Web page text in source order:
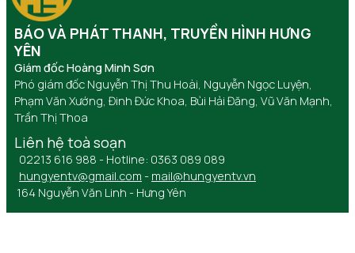
BÁO VÀ PHÁT THANH, TRUYỀN HÌNH HƯNG
YÊN
Giám đốc Hoàng Minh Sơn
Phó giám đốc Nguyễn Thị Thu Hoài, Nguyễn Ngọc Luyện,
Phạm Văn Xướng, Đinh Đức Khoa, Bùi Hải Đăng, Vũ Văn Mạnh,
Trần Thị Thoa
Liên hệ toà soạn
02213 616 988 - Hotline: 0363 089 089
hungyentv@gmail.com - mail@hungyentv.vn
164 Nguyễn Văn Linh - Hưng Yên